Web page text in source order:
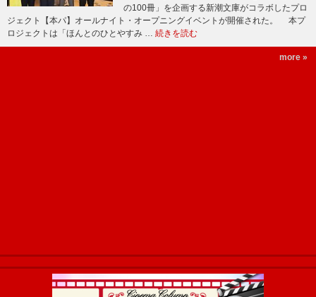
の100冊」を企画する新潮文庫がコラボしたプロ
ジェクト【本パ】オールナイト・オープニングイベントが開催された。 本プ
ロジェクトは「ほんとのひとやすみ … 続きを読む
more »